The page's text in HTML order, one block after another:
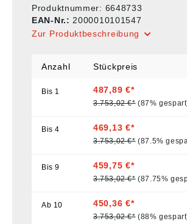
Produktnummer: 6648733
EAN-Nr.: 2000010101547
Zur Produktbeschreibung
Anzahl Stückpreis
Bis 1 487,89 €*
3.753,02 €* (87%
Bis4 469,13 €*
3.753,02 €* (87.5%
Bis9 459,75 €*
3.753,02 €* (87.75%
Ab 10 450,36 €*
3.753,02 €* (88%